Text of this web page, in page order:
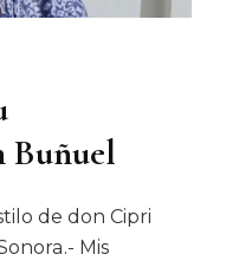
Buñuel
de don Cipri
Mis